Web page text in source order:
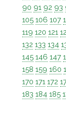
90 91 92 93
105 106 107
119 120 121
132 133 134
145 146 147
158 159 160
170 171 172
183 184 185